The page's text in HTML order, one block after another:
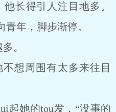
长得引人注目地多。
青年，脚步渐停。
。
周围有太多来往目
她的tou发，“没事的